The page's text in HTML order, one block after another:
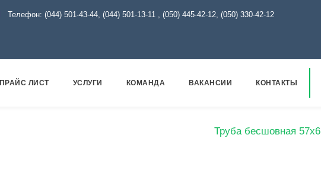
Телефон: (044) 501-43-44, (044) 501-13-11 , (050) 445-42-12, (050) 330-42-12
ПРАЙС ЛИСТ УСЛУГИ КОМАНДА ВАКАНСИИ КОНТАКТЫ
Труба бесшовная 57х6